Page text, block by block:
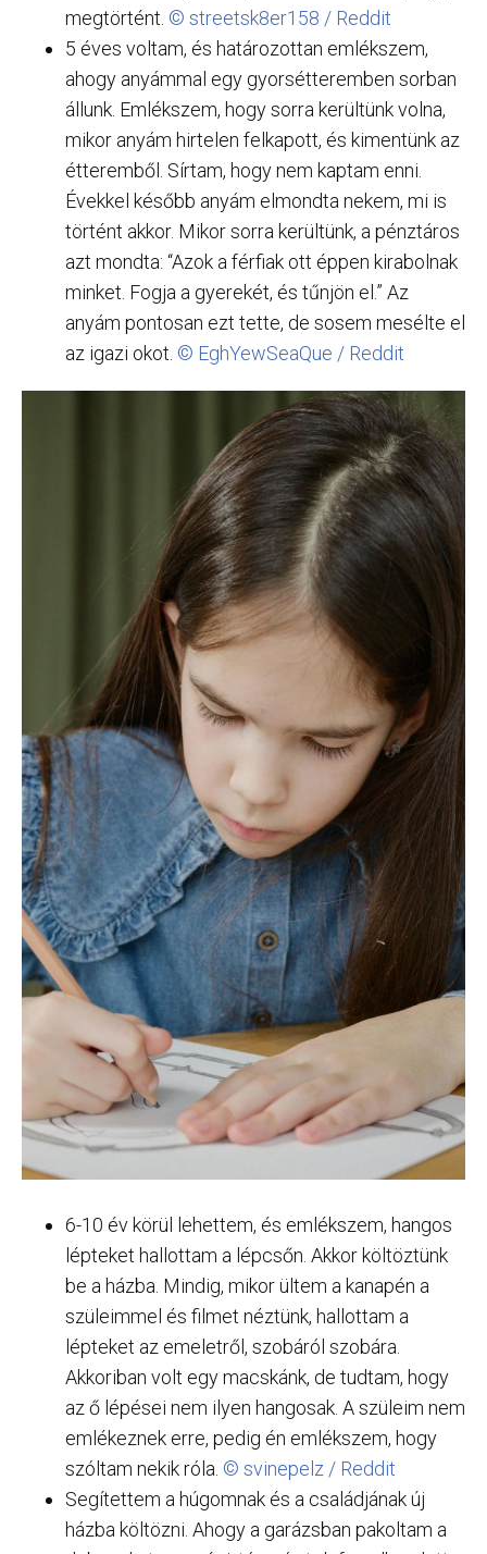
megtörtént. © streetsk8er158 / Reddit
5 éves voltam, és határozottan emlékszem,
ahogy anyámmal egy gyorsétteremben sorban
állunk. Emlékszem, hogy sorra kerültünk volna,
mikor anyám hirtelen felkapott, és kimentünk az
étteremből. Sírtam, hogy nem kaptam enni.
Évekkel később anyám elmondta nekem, mi is
történt akkor. Mikor sorra kerültünk, a pénztáros
azt mondta: “Azok a férfiak ott éppen kirabolnak
minket. Fogja a gyerekét, és tűnjön el.” Az
anyám pontosan ezt tette, de sosem mesélte el
az igazi okot. © EghYewSeaQue / Reddit
6-10 év körül lehettem, és emlékszem, hangos
lépteket hallottam a lépcsőn. Akkor költöztünk
be a házba. Mindig, mikor ültem a kanapén a
szüleimmel és filmet néztünk, hallottam a
lépteket az emeletről, szobáról szobára.
Akkoriban volt egy macskánk, de tudtam, hogy
az ő lépései nem ilyen hangosak. A szüleim nem
emlékeznek erre, pedig én emlékszem, hogy
szóltam nekik róla. © svinepelz / Reddit
Segítettem a húgomnak és a családjának új
házba költözni. Ahogy a garázsban pakoltam a